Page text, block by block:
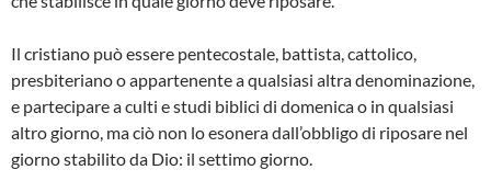
Il cristiano può essere pentecostale, battista, cattolico,
presbiteriano o appartenente a qualsiasi altra denominazione,
e partecipare a culti e studi biblici di domenica o in qualsiasi
altro giorno, ma ciò non lo esonera dall’obbligo di riposare nel
giorno stabilito da Dio: il settimo giorno.